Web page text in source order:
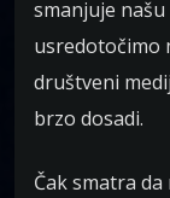
smanjuje
usredotočimo
društveni
brzo dosadi.
Čak smatra